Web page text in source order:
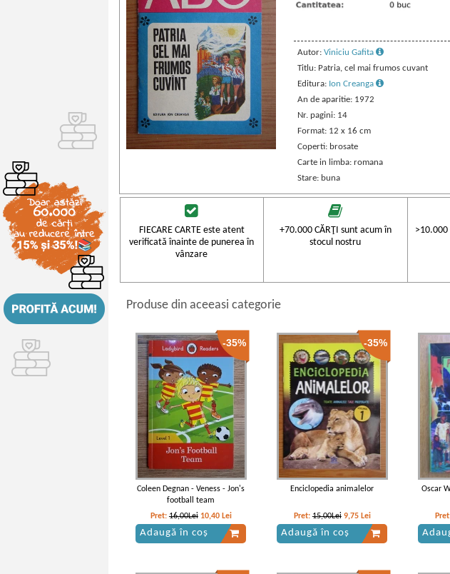
Autor: Viniciu Gafita
Titlu: Patria, cel mai frumos cuvant
Editura: Ion Creanga
An de aparitie: 1972
Nr. pagini: 14
Format: 12 x 16 cm
Coperti: brosate
Carte in limba: romana
Stare: buna
FIECARE CARTE este atent
verificată înainte de punerea în
vânzare
+70.000 CĂRŢI sunt acum în
stocul nostru
>10.000
Produse din aceeasi categorie
-35%
Coleen Degnan - Veness - Jon's
football team
Pret: 16,00Lei 10,40 Lei
Adaugă în coș
-35%
Enciclopedia animalelor
Pret:15,00Lei 9,75 Lei
Adaugă în coș
Oscar